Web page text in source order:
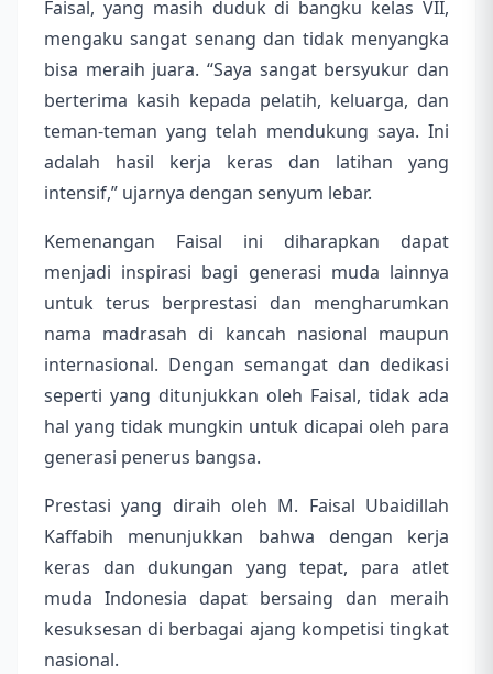
Faisal, yang masih duduk di bangku kelas VII,
mengaku sangat senang dan tidak menyangka
bisa meraih juara. “Saya sangat bersyukur dan
berterima kasih kepada pelatih, keluarga, dan
teman-teman yang telah mendukung saya. Ini
adalah hasil kerja keras dan latihan yang
intensif,” ujarnya dengan senyum lebar.
Kemenangan Faisal ini diharapkan dapat
menjadi inspirasi bagi generasi muda lainnya
untuk terus berprestasi dan mengharumkan
nama madrasah di kancah nasional maupun
internasional. Dengan semangat dan dedikasi
seperti yang ditunjukkan oleh Faisal, tidak ada
hal yang tidak mungkin untuk dicapai oleh para
generasi penerus bangsa.
Prestasi yang diraih oleh M. Faisal Ubaidillah
Kaffabih menunjukkan bahwa dengan kerja
keras dan dukungan yang tepat, para atlet
muda Indonesia dapat bersaing dan meraih
kesuksesan di berbagai ajang kompetisi tingkat
nasional.